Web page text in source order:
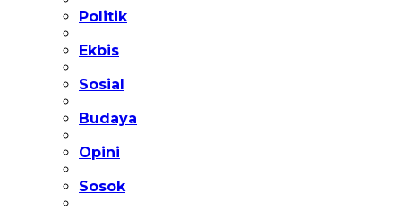
Politik
Ekbis
Sosial
Budaya
Opini
Sosok